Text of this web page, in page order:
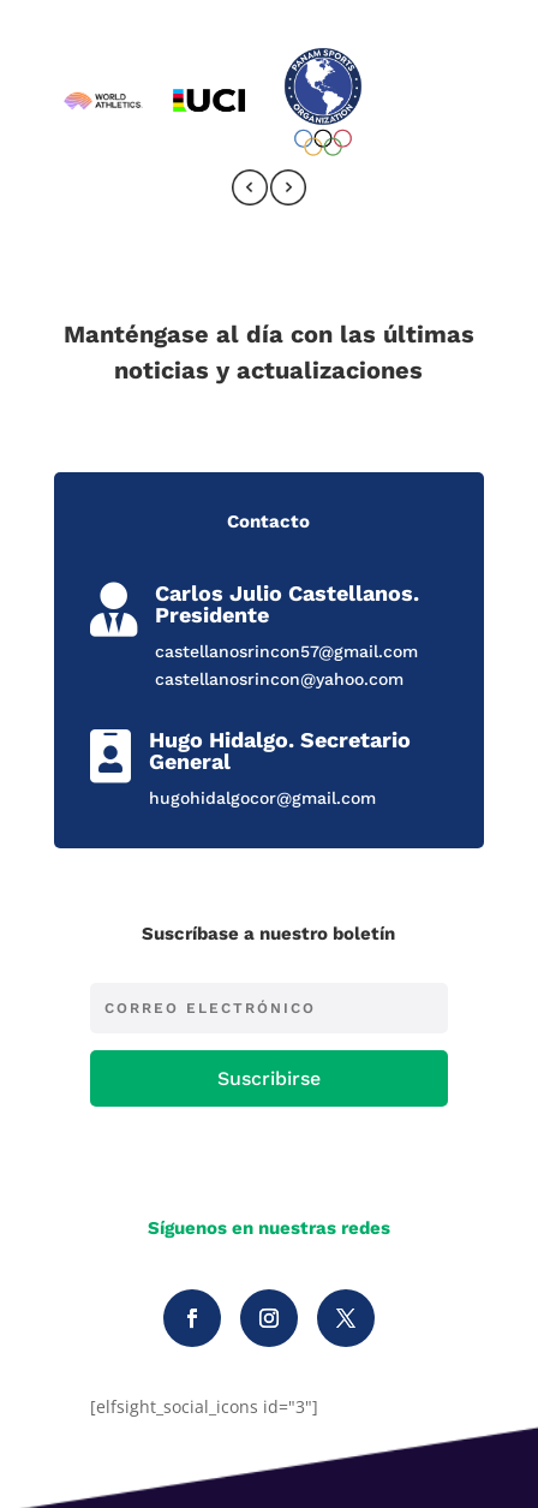
Manténgase al día con las últimas
noticias y actualizaciones
Contacto

Carlos Julio Castellanos.
Presidente
castellanosrincon57@gmail.com
castellanosrincon@yahoo.com

Hugo Hidalgo. Secretario
General
hugohidalgocor@gmail.com
Suscríbase a nuestro boletín
Suscribirse
Síguenos en nuestras redes
[elfsight_social_icons id="3"]